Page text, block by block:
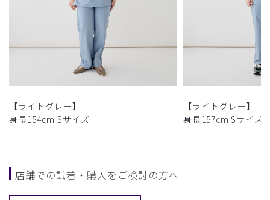
【ライトグレー】
身長154cm Sサイズ
【ライトグレー】
身長157cm Sサイズ
店舗での試着・購入をご検討の方へ